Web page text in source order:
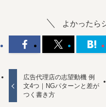
よかったら
広告代理店の志望動機 例
文4つ｜NGパターンと差が
つく書き方